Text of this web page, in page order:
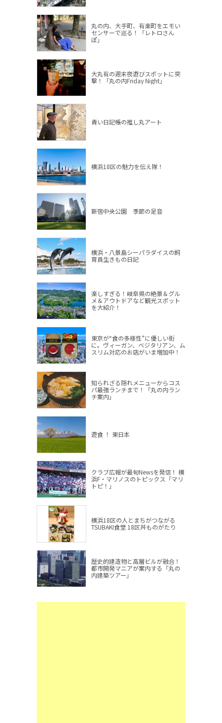
丸の内、大手町、有楽町をエモい
センサーで巡る！「レトロさん
ぽ」
大丸有の週末夜遊びスポットに突
撃！「丸の内Friday Night」
青い日記帳の推し丸アート
横浜18区の魅力を伝え隊！
新宿中央公園 季節の足音
横浜・八景島シーパラダイスの飼
育員生きもの日記
楽しすぎる！岐阜県の絶景＆グル
メ＆アウトドアなど観光スポット
を大紹介！
東京が“食の多様性”に優しい街
に。ヴィーガン、ベジタリアン、ム
スリム対応のお店がいま増加中！
知られざる隠れメニューからコス
パ最強ランチまで！「丸の内ラン
チ案内」
遊食 ！ 東日本
クラブ広報が最旬Newsを発信！ 横
浜F・マリノスのトピックス「マリ
トピ！」
横浜18区の人とまちがつながる
TSUBAKI食堂 18区丼ものがたり
歴史的建造物と高層ビルが融合！
都市開発マニアが案内する「丸の
内建築ツアー」